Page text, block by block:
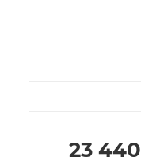
23 440